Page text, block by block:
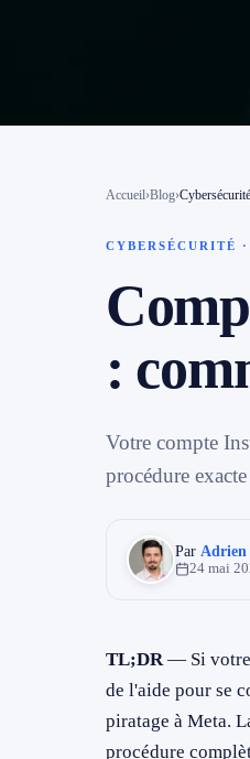
Gros-de-Vaud
Jura & Plateau
Accueil›Blog›Cybersécurité
CYBERSÉCURITÉ
:
Votre compte
procédure
Par Adrien
24 mai
TL;DR— Si votre
de l'aide pour se
piratage à Meta.
procédure